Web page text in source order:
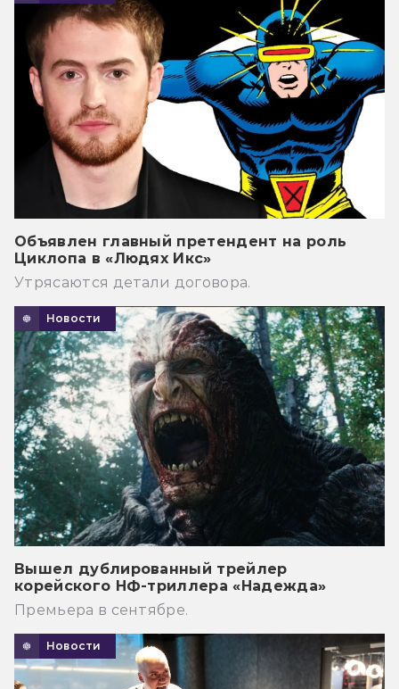
Объявлен главный претендент на роль
Циклопа в «Людях Икс»
Утрясаются детали договора.
Новости
Вышел дублированный трейлер
корейского НФ-триллера «Надежда»
Премьера в сентябре.
Новости